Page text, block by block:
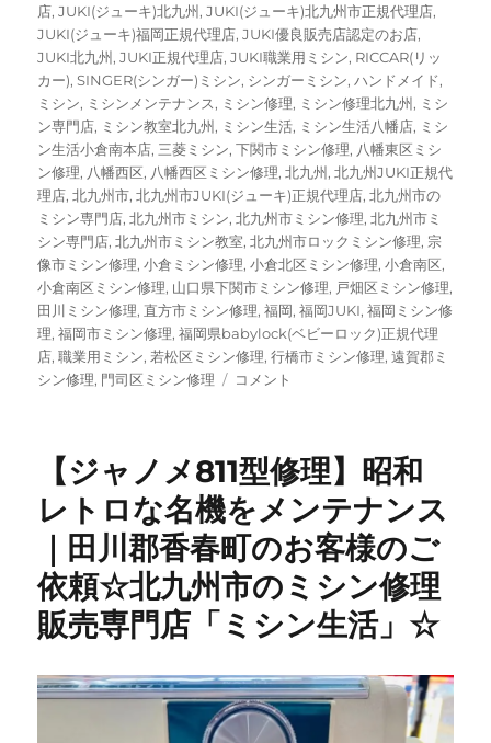
店,JUKI(ジューキ)北九州,JUKI(ジューキ)北九州市正規代理店,
JUKI(ジューキ)福岡正規代理店,JUKI優良販売店認定のお店,
JUKI北九州,JUKI正規代理店,JUKI職業用ミシン, RICCAR(リッ
カー),SINGER(シンガー)ミシン, シンガーミシン,ハンドメイド,
ミシン, ミシンメンテナンス, ミシン修理, ミシン修理北九州, ミシ
ン専門店, ミシン教室北九州, ミシン生活, ミシン生活八幡店, ミシ
ン生活小倉南本店, 三菱ミシン,下関市ミシン修理, 八幡東区ミシ
ン修理, 八幡西区, 八幡西区ミシン修理,北九州,北九州JUKI正規代
理店,北九州市,北九州市JUKI(ジューキ)正規代理店,北九州市の
ミシン専門店,北九州市ミシン,北九州市ミシン修理,北九州市ミ
シン専門店,北九州市ミシン教室,北九州市ロックミシン修理, 宗
像市ミシン修理,小倉ミシン修理,小倉北区ミシン修理,小倉南区,
小倉南区ミシン修理, 山口県下関市ミシン修理, 戸畑区ミシン修理,
田川ミシン修理, 直方市ミシン修理,福岡,福岡JUKI,福岡ミシン修
理,福岡市ミシン修理,福岡県babylock(ベビーロック)正規代理
店,職業用ミシン, 若松区ミシン修理,行橋市ミシン修理,遠賀郡ミ
シン修理, 門司区ミシン修理
【昭
ロ】
50
年
以
上
前
の
三
ビ
ン
テ
コメント
【ジャノメ811型修理】昭和
レトロな名機をメンテナンス
｜田川郡香春町のお客様のご
依頼☆北九州市のミシン修理
販売専門店「ミシン生活」☆